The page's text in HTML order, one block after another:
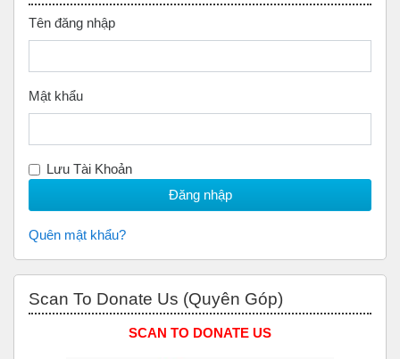
Tên đăng nhập
Mật khẩu
Lưu Tài Khoản
Quên mật khẩu?
Scan To Donate Us (Quyên Góp)
SCAN TO DONATE US